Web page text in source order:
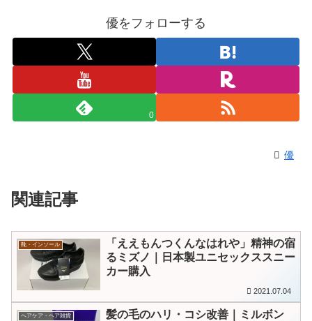
優をフォローする
0
優
関連記事
靴・インソール
「ええもんつくんなはれや」精神の宿
るミズノ｜日本製ユニセックススニー
カー購入
2021.07.04
ヘアケア・ヘア雑貨
髪の毛のハリ・コシ改善｜ミルボン